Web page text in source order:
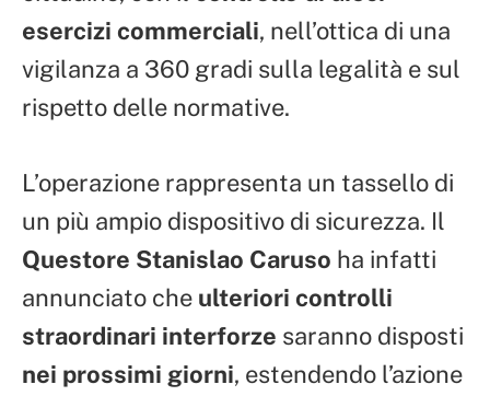
esercizi commerciali, nell’ottica di una
vigilanza a 360 gradi sulla legalità e sul
rispetto delle normative.
L’operazione rappresenta un tassello di
un più ampio dispositivo di sicurezza. Il
Questore Stanislao Caruso ha infatti
annunciato che ulteriori controlli
straordinari interforze saranno disposti
nei prossimi giorni, estendendo l’azione